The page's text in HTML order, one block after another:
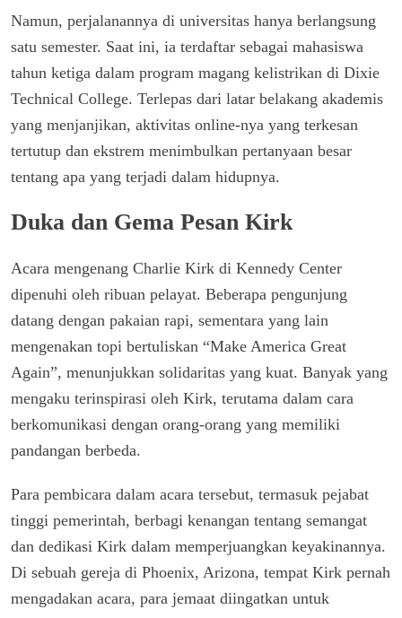
Namun, perjalanannya di universitas hanya berlangsung
satu semester. Saat ini, ia terdaftar sebagai mahasiswa
tahun ketiga dalam program magang kelistrikan di Dixie
Technical College. Terlepas dari latar belakang akademis
yang menjanjikan, aktivitas online-nya yang terkesan
tertutup dan ekstrem menimbulkan pertanyaan besar
tentang apa yang terjadi dalam hidupnya.
Duka dan Gema Pesan Kirk
Acara mengenang Charlie Kirk di Kennedy Center
dipenuhi oleh ribuan pelayat. Beberapa pengunjung
datang dengan pakaian rapi, sementara yang lain
mengenakan topi bertuliskan “Make America Great
Again”, menunjukkan solidaritas yang kuat. Banyak yang
mengaku terinspirasi oleh Kirk, terutama dalam cara
berkomunikasi dengan orang-orang yang memiliki
pandangan berbeda.
Para pembicara dalam acara tersebut, termasuk pejabat
tinggi pemerintah, berbagi kenangan tentang semangat
dan dedikasi Kirk dalam memperjuangkan keyakinannya.
Di sebuah gereja di Phoenix, Arizona, tempat Kirk pernah
mengadakan acara, para jemaat diingatkan untuk